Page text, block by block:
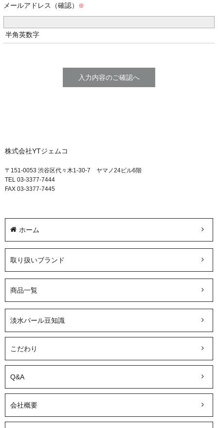
メールアドレス（確認）
半角英数字
株式会社YTジェムコ
〒151-0053 渋谷区代々木1-30-7 ヤマノ24ビル6階
TEL 03-3377-7444
FAX 03-3377-7445
ホーム
取り扱いブランド
商品一覧
淡水パール豆知識
こだわり
Q&A
会社概要